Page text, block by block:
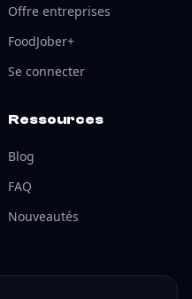
Offre entreprises
FoodJober+
Se connecter
Ressources
Blog
FAQ
Nouveautés